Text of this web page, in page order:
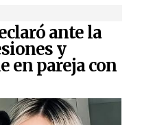
ante la
y
en pareja con